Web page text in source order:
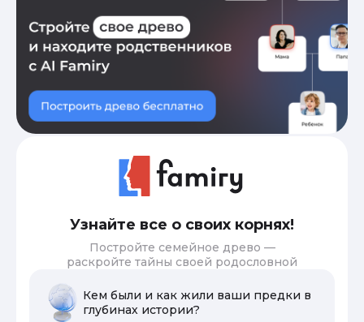
Узнайте все о своих корнях!
Постройте семейное древо —
раскройте тайны своей родословной
Кем были и как жили ваши предки в
глубинах истории?